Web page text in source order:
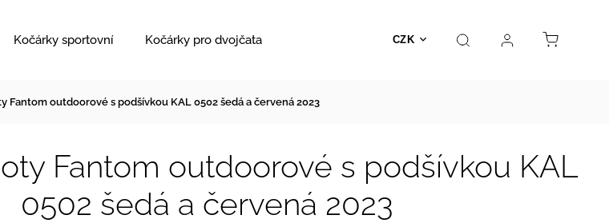
CZK
Kočárky sportovní Kočárky pro dvojčata Hračky Prodejna Kontakt
Fantom outdoorové s podšívkou KAL 0502 šedá a červená 2023
Fantom outdoorové s podšívkou KAL
0502 šedá a červená 2023